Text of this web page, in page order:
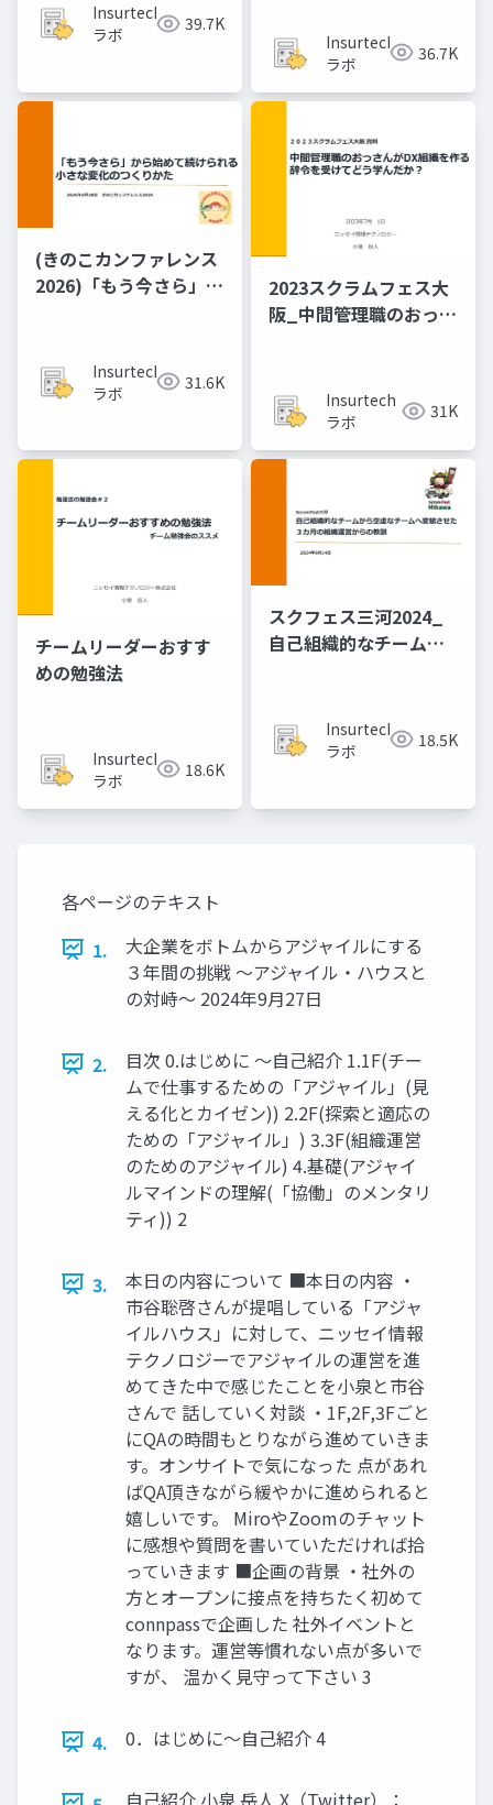
Insurtech
ラボ
39.7K
Insurtech
ラボ
36.7K
(きのこカンファレンス
2026)「もう​今さら」か
た
Insurtech
ラボ
31.6K
2023スクラムフェス大
阪_中間管理職のおっさ
か？ 「ちょっと何言っ
ているかわかんない」
と共にした１年間
Insurtech
ラボ
31K
チームリーダーおすす
めの勉強法
Insurtech
ラボ
18.6K
スクフェス三河2024_
自己組織的なチームか
営からの教訓
Insurtech
ラボ
18.5K
各ページのテキスト
1.
大企業をボトムからアジャイルにする
３年間の挑戦 ～アジャイル・ハウスと
の対峙～ 2024年9月27日
2.
目次 0.はじめに ～自己紹介 1.1F(チー
ムで仕事するための「アジャイル」(見
える化とカイゼン)) 2.2F(探索と適応の
ための「アジャイル」) 3.3F(組織運営
のためのアジャイル) 4.基礎(アジャイ
ルマインドの理解(「協働」のメンタリ
ティ)) 2
3.
本日の内容について ■本日の内容 ・
市谷聡啓さんが提唱している「アジャ
イルハウス」に対して、ニッセイ情報
テクノロジーでアジャイルの運営を進
めてきた中で感じたことを小泉と市谷
さんで 話していく対談 ・1F,2F,3Fごと
にQAの時間もとりながら進めていきま
す。オンサイトで気になった 点があれ
ばQA頂きながら緩やかに進められると
嬉しいです。 MiroやZoomのチャット
に感想や質問を書いていただければ拾
っていきます ■企画の背景 ・社外の
方とオープンに接点を持ちたく初めて
connpassで企画した 社外イベントと
なります。運営等慣れない点が多いで
すが、 温かく見守って下さい 3
4. 0．はじめに～自己紹介 4
自己紹介 小泉 岳人 X（Twitter）：